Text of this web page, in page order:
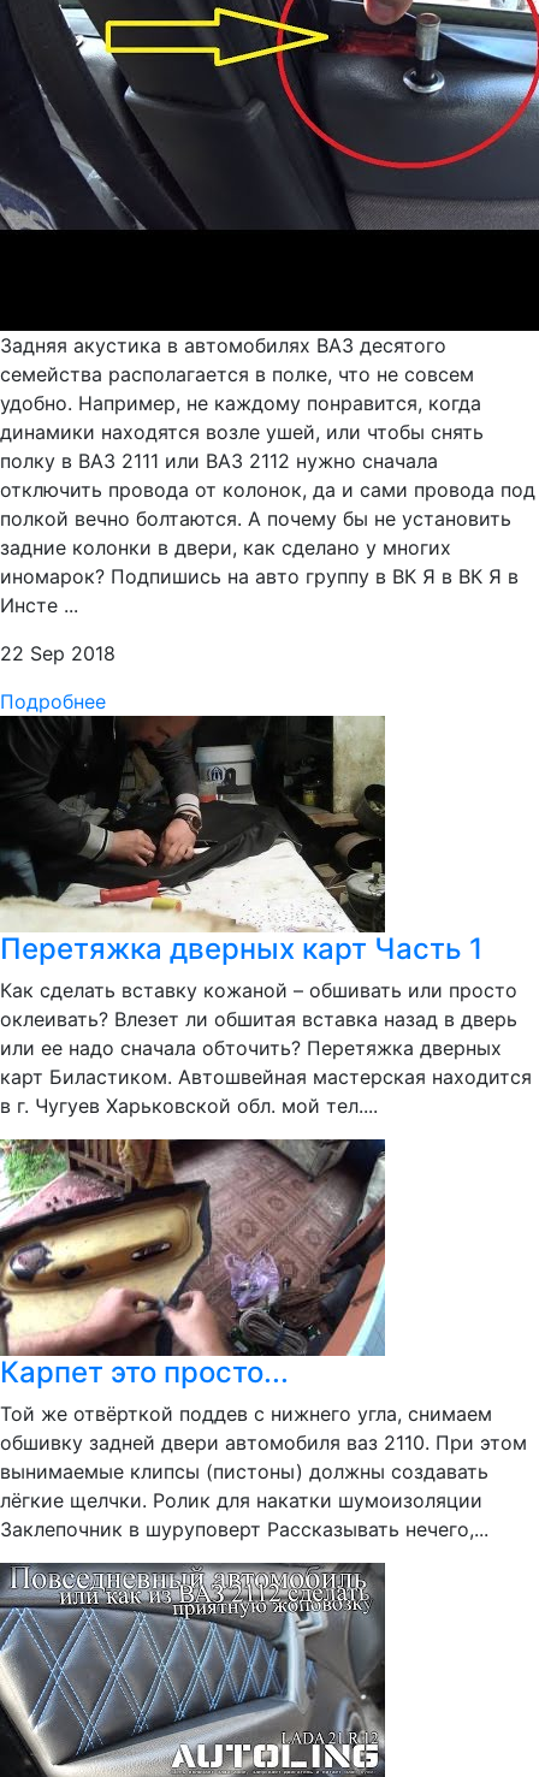
Задняя акустика в автомобилях ВАЗ десятого
семейства располагается в полке, что не совсем
удобно. Например, не каждому понравится, когда
динамики находятся возле ушей, или чтобы снять
полку в ВАЗ 2111 или ВАЗ 2112 нужно сначала
отключить провода от колонок, да и сами провода под
полкой вечно болтаются. А почему бы не установить
задние колонки в двери, как сделано у многих
иномарок? Подпишись на авто группу в ВК Я в ВК Я в
Инсте ...
22 Sep 2018
Подробнее
Перетяжка дверных карт Часть 1
Как сделать вставку кожаной – обшивать или просто
оклеивать? Влезет ли обшитая вставка назад в дверь
или ее надо сначала обточить? Перетяжка дверных
карт Биластиком. Автошвейная мастерская находится
в г. Чугуев Харьковской обл. мой тел....
Карпет это просто...
Той же отвёрткой поддев с нижнего угла, снимаем
обшивку задней двери автомобиля ваз 2110. При этом
вынимаемые клипсы (пистоны) должны создавать
лёгкие щелчки. Ролик для накатки шумоизоляции
Заклепочник в шуруповерт Рассказывать нечего,...